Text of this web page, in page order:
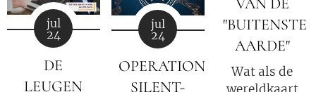
"BUITENSTE
AARDE"
Wat als de
wereldkaart
samenzwering
in woord en
beeld van de
Rooms-
Katholieke
jul
24
DE
LEUGEN
samenzwering
in woord en
beeld van de
Rooms-
jul
24
OPERATION
SILENT-